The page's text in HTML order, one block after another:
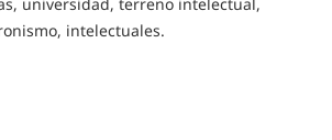
intelectuales.